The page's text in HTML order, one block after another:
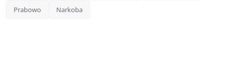
Prabowo Narkoba